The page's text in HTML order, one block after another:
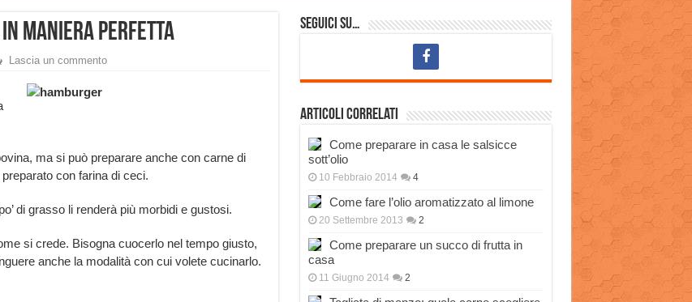
in maniera Perfetta
Lascia un commento
ma si può preparare anche con carne di
con farina di ceci.
di grasso li renderà più morbidi e gustosi.
si crede. Bisogna cuocerlo nel tempo giusto,
anche la modalità con cui volete cucinarlo.
Seguici su…
Articoli correlati
Come preparare in casa le salsicce
sott’olio
10 Febbraio 2014 4
Come fare l’olio aromatizzato al limone
20 Settembre 2013 2
Come preparare un succo di frutta in
casa
11 Giugno 2014 2